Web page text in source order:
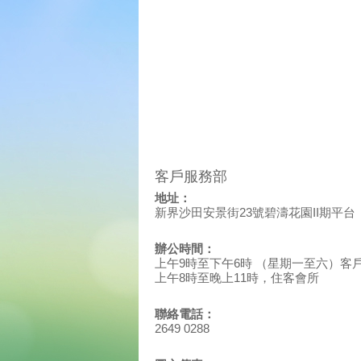
客戶服務部
地址：
新界沙田安景街23號碧濤花園II期平台
辦公時間：
上午9時至下午6時 （星期一至六）客
上午8時至晚上11時，住客會所
聯絡電話：
2649 0288